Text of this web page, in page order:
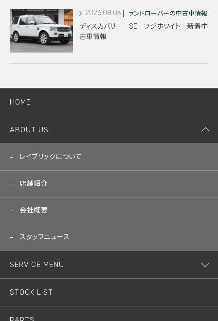
2026.08.03 ランドローバーの中古車情報
ディスカバリー SE フジホワイト 新着中
古車情報
HOME
ABOUT US
レイブリックについて
店舗紹介
会社概要
スタッフニュース
SERVICE MENU
STOCK LIST